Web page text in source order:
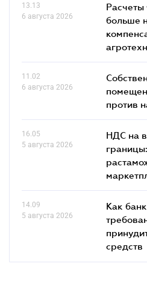
13.13
6 августа 2026
Расчеты
больше
11.02
6 августа 2026
против
16.05
5 августа 2026
НДС на
14.09
5 августа 2026
Как
средств